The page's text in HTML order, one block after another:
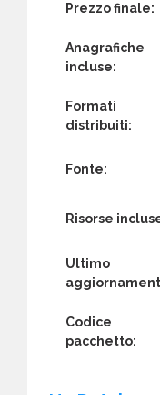
Prezzo finale:
Anagrafiche
incluse:
Formati
distribuiti:
Fonte:
Risorse
Ultimo
Codice
pacchetto: